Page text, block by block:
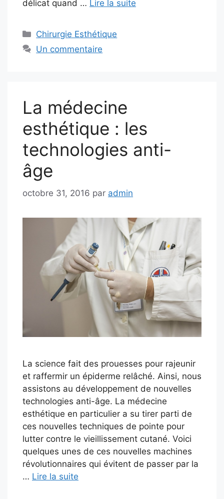
délicat quand … Lire la suite
Catégories
Chirurgie Esthétique
Un commentaire
La médecine
esthétique : les
technologies anti-
âge
octobre 31, 2016 par admin
La science fait des prouesses pour rajeunir
et raffermir un épiderme relâché. Ainsi, nous
assistons au développement de nouvelles
technologies anti-âge. La médecine
esthétique en particulier a su tirer parti de
ces nouvelles techniques de pointe pour
lutter contre le vieillissement cutané. Voici
quelques unes de ces nouvelles machines
révolutionnaires qui évitent de passer par la
… Lire la suite